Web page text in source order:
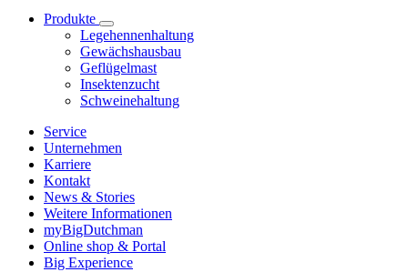
Produkte
Legehennenhaltung
Gewächshausbau
Geflügelmast
Insektenzucht
Schweinehaltung
Service
Unternehmen
Karriere
Kontakt
News & Stories
Weitere Informationen
myBigDutchman
Online shop & Portal
Big Experience